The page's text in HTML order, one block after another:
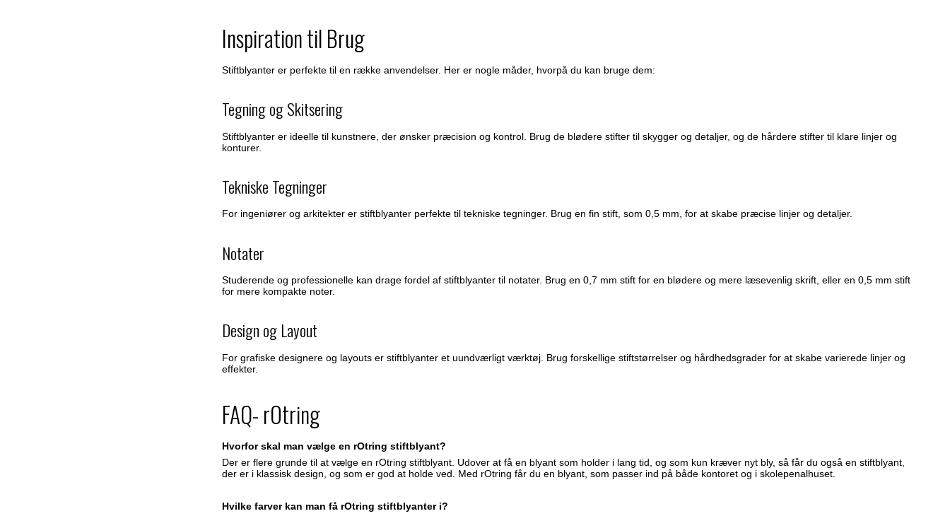
Inspiration til Brug
Stiftblyanter er perfekte til en række anvendelser. Her er nogle måder, hvorpå du kan bruge dem:
Tegning og Skitsering
Stiftblyanter er ideelle til kunstnere, der ønsker præcision og kontrol. Brug de blødere stifter til skygger og detaljer, og de hårdere stifter til klare linjer og
konturer.
Tekniske Tegninger
For ingeniører og arkitekter er stiftblyanter perfekte til tekniske tegninger. Brug en fin stift, som 0,5 mm, for at skabe præcise linjer og detaljer.
Notater
Studerende og professionelle kan drage fordel af stiftblyanter til notater. Brug en 0,7 mm stift for en blødere og mere læsevenlig skrift, eller en 0,5 mm stift
for mere kompakte noter.
Design og Layout
For grafiske designere og layouts er stiftblyanter et uundværligt værktøj. Brug forskellige stiftstørrelser og hårdhedsgrader for at skabe varierede linjer og
effekter.
FAQ- rOtring
Hvorfor skal man vælge en rOtring stiftblyant?
Der er flere grunde til at vælge en rOtring stiftblyant. Udover at få en blyant som holder i lang tid, og som kun kræver nyt bly, så får du også en stiftblyant,
der er i klassisk design, og som er god at holde ved. Med rOtring får du en blyant, som passer ind på både kontoret og i skolepenalhuset.
Hvilke farver kan man få rOtring stiftblyanter i?